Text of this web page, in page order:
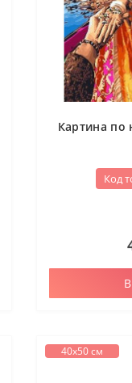
Картина
Код
40х50 см